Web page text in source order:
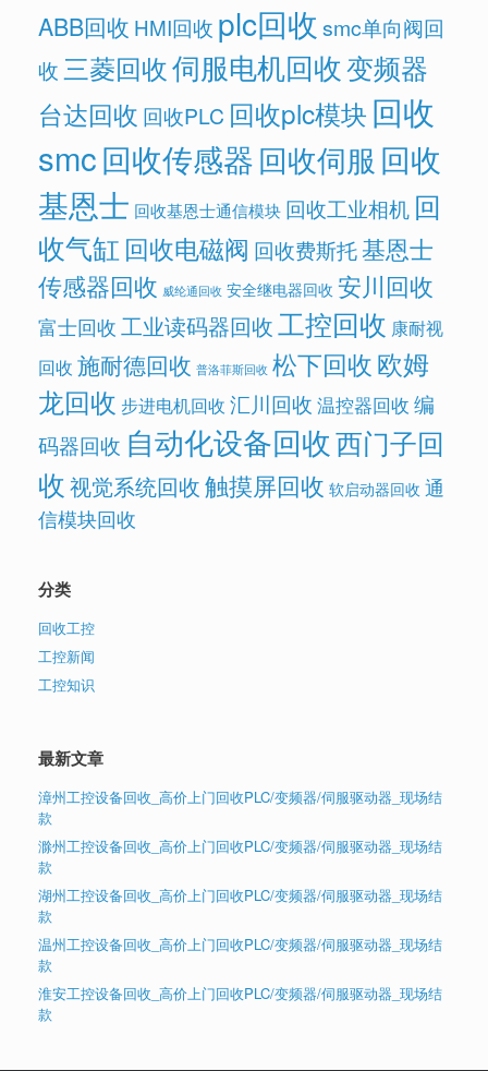
ABB回收 HMI回收 plc回收 smc单向阀回
收三菱回收伺服电机回收变频器
台达回收 回收PLC 回收plc模块 回收
smc回收传感器回收伺服 回收
基恩士 回收基恩士通信模块 回收工业相机 回
收气缸 回收电磁阀 回收费斯托基恩士
传感器回收 威纶通回收 安全继电器回收 安川回收
富士回收工业读码器回收工控回收 康耐视
回收 施耐德回收 普洛菲斯回收 松下回收欧姆
龙回收 步进电机回收 汇川回收 温控器回收 编
码器回收 自动化设备回收西门子回
收视觉系统回收触摸屏回收 软启动器回收 通
信模块回收
分类
回收工控
工控新闻
工控知识
最新文章
漳州工控设备回收_高价上门回收PLC/变频器/伺服驱动器_现场结
款
滁州工控设备回收_高价上门回收PLC/变频器/伺服驱动器_现场结
款
湖州工控设备回收_高价上门回收PLC/变频器/伺服驱动器_现场结
款
温州工控设备回收_高价上门回收PLC/变频器/伺服驱动器_现场结
款
淮安工控设备回收_高价上门回收PLC/变频器/伺服驱动器_现场结
款